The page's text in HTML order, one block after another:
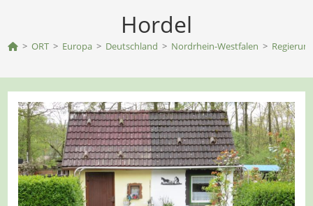
Hordel
> ORT > Europa > Deutschland > Nordrhein-Westfalen >